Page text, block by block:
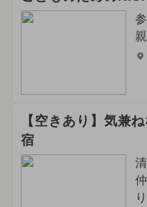
【空きあり】気兼
宿